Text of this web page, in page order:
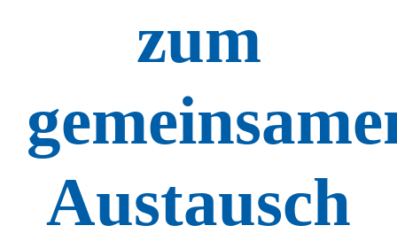
zum
Austausch